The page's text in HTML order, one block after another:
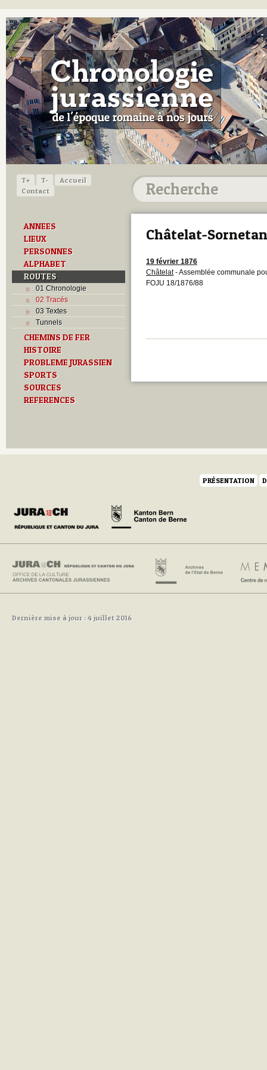
T+ T-
Accueil
Contact
ANNEES
LIEUX
PERSONNES
ALPHABET
ROUTES
01 Chronologie
02 Tracés
03 Textes
Tunnels
CHEMINS DE FER
HISTOIRE
PROBLEME JURASSIEN
SPORTS
SOURCES
REFERENCES
Châtelat-Sornetan
19 février 1876
Châtelat- Assemblée communale
FOJU 18/1876/88
PRÉSENTATION
Dernière mise à jour : 4 juillet 2016